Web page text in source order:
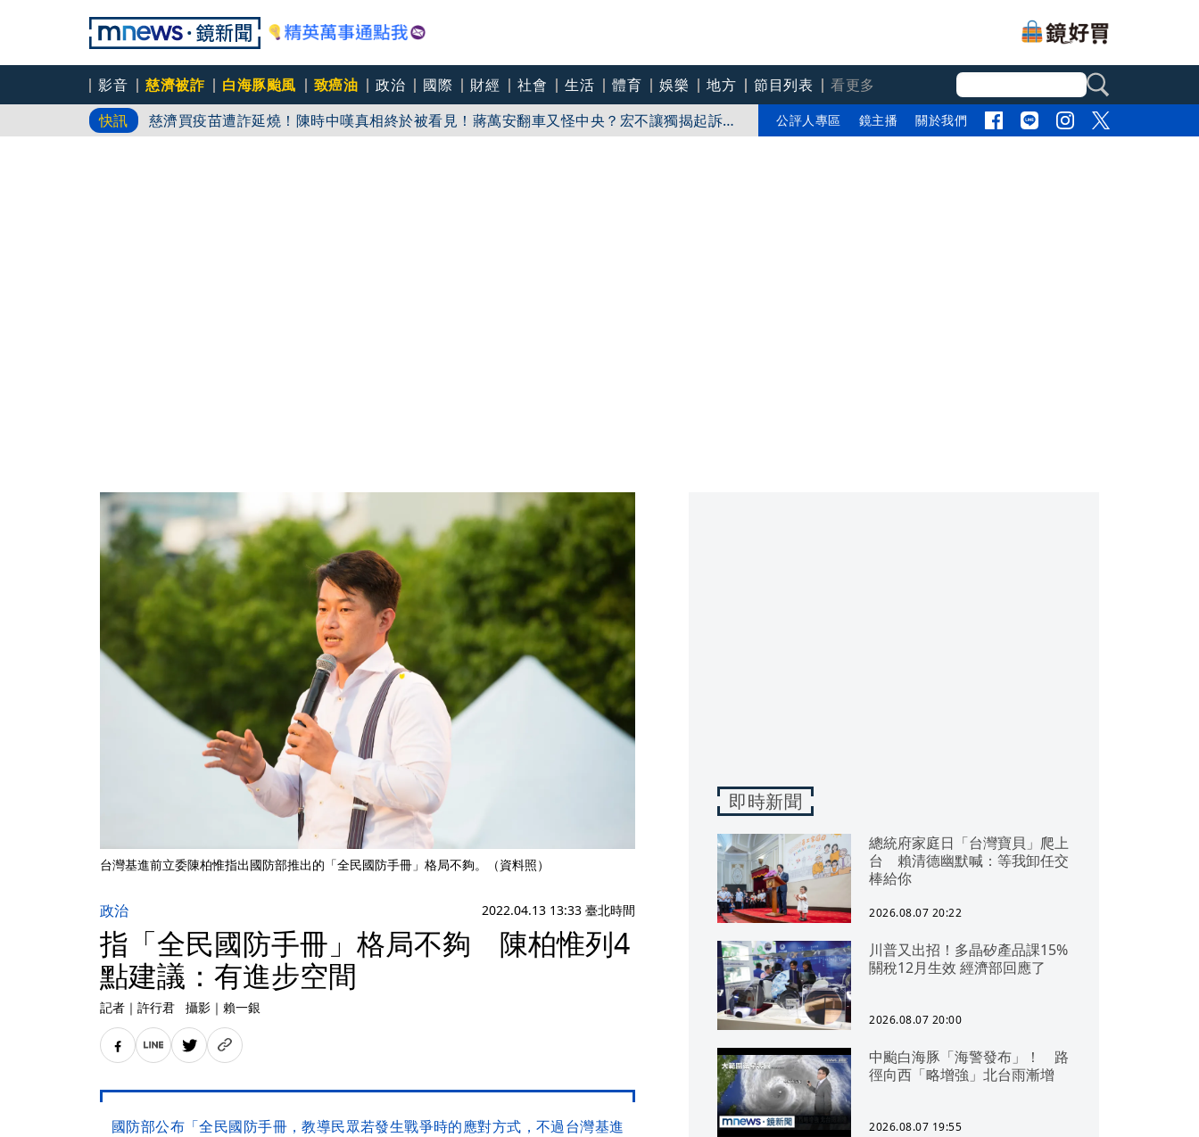
影音 慈濟被詐 白海豚颱風 致癌油 政治 國際 財經 社會 生活 體育 娛樂 地方 節目列表
看更多
快訊
慈濟挨詐十億／神鬼律師陳昱瑄被爆是台中市府法律顧問 法制局稱檔案誤植：5年前未再
聘
慈濟買疫苗遭詐延燒！陳時中嘆真相終於被看見！蔣萬安翻車又怪中央？宏不讓獨揭起訴書
公評人專區 鏡主播 關於我們
台灣基進前立委陳柏惟指出國防部推出的「全民國防手冊」格局不夠。（資料照）
政治 2022.04.13 13:33 臺北時間
指「全民國防手冊」格局不夠 陳柏惟列4
點建議：有進步空間
記者 ｜ 許行君 攝影 ｜ 賴一銀
國防部公布「全民國防手冊，教導民眾若發生戰爭時的應對方式，不過台灣基進
即時新聞
總統府家庭日「台灣寶貝」爬上
台 賴清德幽默喊：等我卸任交
棒給你
2026.08.07 20:22
川普又出招！多晶矽產品課15%
關稅12月生效 經濟部回應了
2026.08.07 20:00
中颱白海豚「海警發布」！ 路
徑向西「略增強」北台雨漸增
2026.08.07 19:55